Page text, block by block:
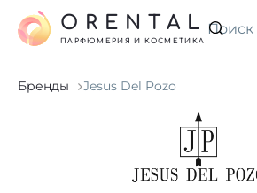
Искать
ORENTAL
ПАРФЮМЕРИЯ И КОСМЕТИКА
Бренды Jesus Del Pozo